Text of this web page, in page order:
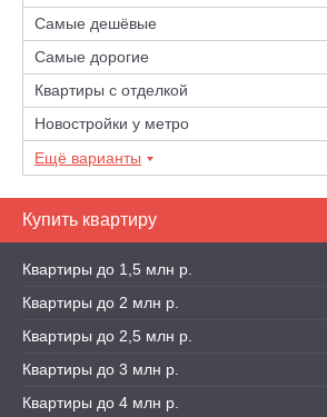
Самые дешёвые
Самые дорогие
Квартиры с отделкой
Новостройки у метро
Ещё варианты
Купить квартиру
Квартиры до 1,5 млн р.
Квартиры до 2 млн р.
Квартиры до 2,5 млн р.
Квартиры до 3 млн р.
Квартиры до 4 млн р.